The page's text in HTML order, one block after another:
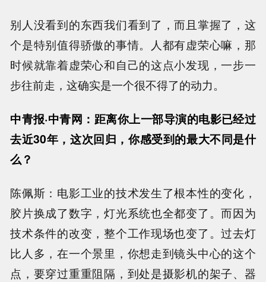
别人没看到的东西我们看到了，而且掌握了，这
个是特别值得骄傲的事情。人都有虚荣心嘛，那
时候就靠着虚荣心和自己的这点小发现，一步一
步往前走，这确实是一个很不得了的动力。
中青报·中青网：距离你上一部导演的电影已经过
去近30年，这次回归，你感受到的最大不同是什
么？
陈佩斯：电影工业的技术发生了根本性的变化，
胶片换成了数字，灯光系统也全都变了。而因为
技术条件的改变，整个工作现场也变了。过去灯
比人多，在一个景里，你想走到镜头中心的这个
点，要穿过重重阻隔，到处是摄影机的架子、器